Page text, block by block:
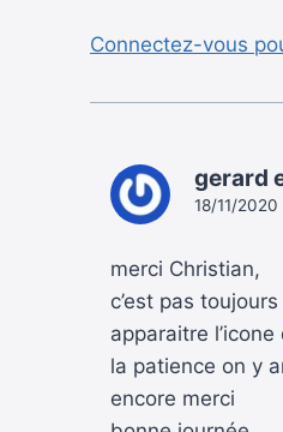
Connectez-vous
gerard
18/11/
merci Christian,
c’est pas
apparaitre
la patience on y
encore merci